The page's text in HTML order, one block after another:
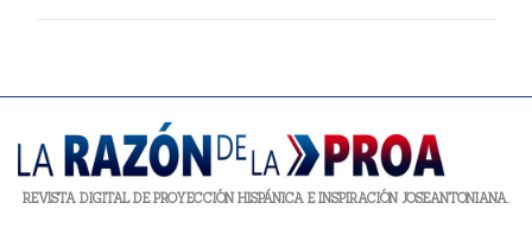
REVISTA DIGITAL DE PROYECCIÓN HISPÁNICA E INSPIRACIÓN JOSEANTONIANA.